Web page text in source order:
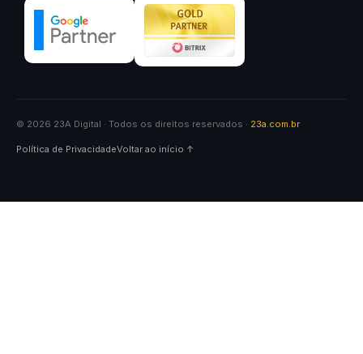
© 2026 23A Digital · Todos os direitos reservados · 23a.com.br
Política de PrivacidadeVoltar ao início ↑